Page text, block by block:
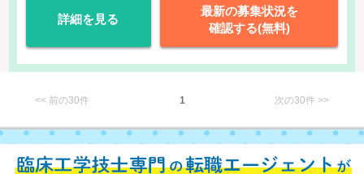
務した場合） 処遇改善手
当:20,000円 ※給与は経験を
考慮の上、経験加算いたしま
す。 [その他手当] 住宅手
15,000円 保育園費用補助手
4歳-6
詳細を見る
最新の募集状況を
確認する(無料)
<< 前の30件 1 次の30件 >>